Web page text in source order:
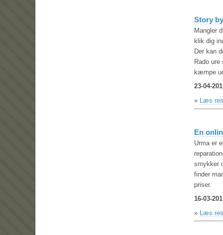
Story
Mangler
klik dig
Der kan
Rado
kæmpe
23-04-
» Læs
En
Urma er
smykker
finder
priser.
16-03-
» Læs